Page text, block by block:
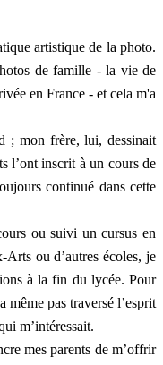
artistique de la photo.
de famille - la vie de
en France - et cela m'a
; mon frère, lui, dessinait
l’ont inscrit à un cours de
continué dans cette
ou suivi un cursus en
ou d’autres écoles, je
à la fin du lycée. Pour
même pas traversé l’esprit
m’intéressait.
mes parents de m’offrir